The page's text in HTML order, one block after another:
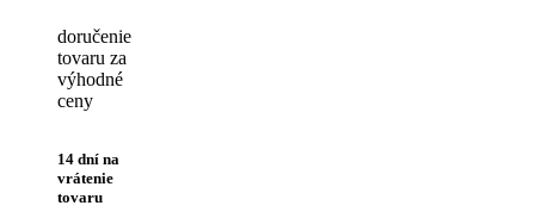
doručenie
tovaru za
výhodné
ceny
14 dní na
vrátenie
tovaru